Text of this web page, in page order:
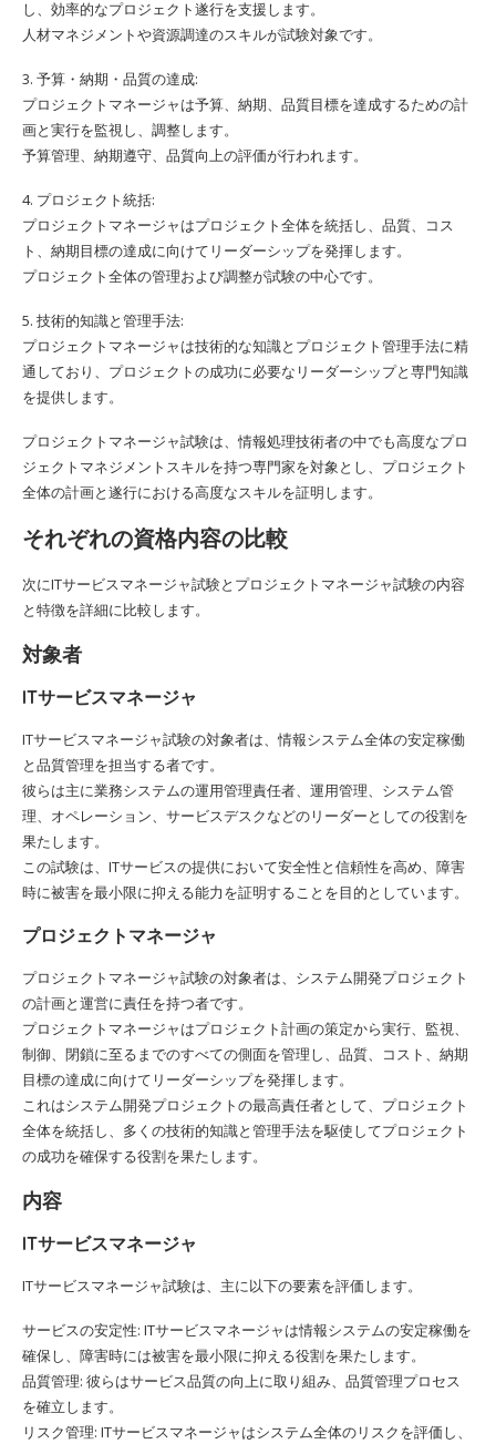
し、効率的なプロジェクト遂行を支援します。
人材マネジメントや資源調達のスキルが試験対象です。
3. 予算・納期・品質の達成:
プロジェクトマネージャは予算、納期、品質目標を達成するための計
画と実行を監視し、調整します。
予算管理、納期遵守、品質向上の評価が行われます。
4. プロジェクト統括:
プロジェクトマネージャはプロジェクト全体を統括し、品質、コス
ト、納期目標の達成に向けてリーダーシップを発揮します。
プロジェクト全体の管理および調整が試験の中心です。
5. 技術的知識と管理手法:
プロジェクトマネージャは技術的な知識とプロジェクト管理手法に精
通しており、プロジェクトの成功に必要なリーダーシップと専門知識
を提供します。
プロジェクトマネージャ試験は、情報処理技術者の中でも高度なプロ
ジェクトマネジメントスキルを持つ専門家を対象とし、プロジェクト
全体の計画と遂行における高度なスキルを証明します。
それぞれの資格内容の比較
次にITサービスマネージャ試験とプロジェクトマネージャ試験の内容
と特徴を詳細に比較します。
対象者
ITサービスマネージャ
ITサービスマネージャ試験の対象者は、情報システム全体の安定稼働
と品質管理を担当する者です。
彼らは主に業務システムの運用管理責任者、運用管理、システム管
理、オペレーション、サービスデスクなどのリーダーとしての役割を
果たします。
この試験は、ITサービスの提供において安全性と信頼性を高め、障害
時に被害を最小限に抑える能力を証明することを目的としています。
プロジェクトマネージャ
プロジェクトマネージャ試験の対象者は、システム開発プロジェクト
の計画と運営に責任を持つ者です。
プロジェクトマネージャはプロジェクト計画の策定から実行、監視、
制御、閉鎖に至るまでのすべての側面を管理し、品質、コスト、納期
目標の達成に向けてリーダーシップを発揮します。
これはシステム開発プロジェクトの最高責任者として、プロジェクト
全体を統括し、多くの技術的知識と管理手法を駆使してプロジェクト
の成功を確保する役割を果たします。
内容
ITサービスマネージャ
ITサービスマネージャ試験は、主に以下の要素を評価します。
サービスの安定性: ITサービスマネージャは情報システムの安定稼働を
確保し、障害時には被害を最小限に抑える役割を果たします。
品質管理: 彼らはサービス品質の向上に取り組み、品質管理プロセス
を確立します。
リスク管理: ITサービスマネージャはシステム全体のリスクを評価し、